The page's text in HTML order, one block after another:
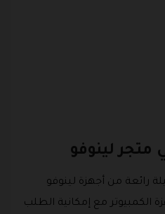
لينوفو
رائعة من أجهزة لينوفو
الكمبيوتر مع إمكانية الطلب